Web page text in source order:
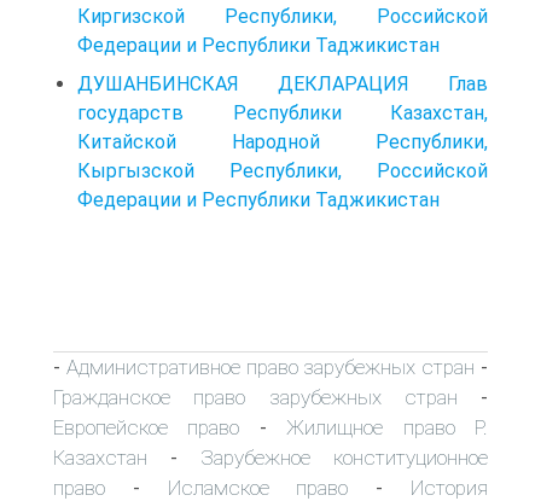
Киргизской Республики, Российской
Федерации и Республики Таджикистан
ДУШАНБИНСКАЯ ДЕКЛАРАЦИЯ Глав
государств Республики Казахстан,
Китайской Народной Республики,
Кыргызской Республики, Российской
Федерации и Республики Таджикистан
- Административное право зарубежных стран -
Гражданское право зарубежных стран -
Европейское право - Жилищное право Р.
Казахстан - Зарубежное конституционное
право - Исламское право - История